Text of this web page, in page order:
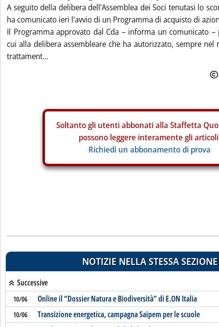
A seguito della delibera dell'Assemblea dei Soci tenutasi lo
ha comunicato ieri l'avvio di un Programma di acquisto di
Il Programma approvato dal Cda – informa un comunicato
cui alla delibera assembleare che ha autorizzato, sempre
trattament...
Soltanto gli utenti abbonati alla Staffetta
possono leggere interamente gli
Richiedi un abbonamento di prova
NOTIZIE NELLA STESSA SEZIONE
Successive
10/06 Online il “Dossier Natura e Biodiversità” di E.ON Italia
10/06 Transizione energetica, campagna Saipem per le scuole